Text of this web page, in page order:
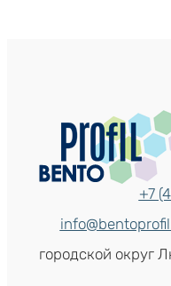
+7
городской округ